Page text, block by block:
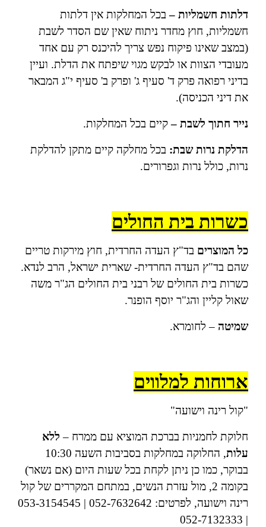
דלתות חשמליות –בכל המחלקות אין דלתות
חשמליות, חוץ מחדר ניתוח שאין שם הסדר לשבת
(במצב שאינו פיקוח נפש צריך להיכנס רק עם אחד
מעובדי הצוות או לבקש מגוי שיפתח את הדלת. ועיין
בדיני רפואה פרק ד' סעיף ג' ופרק ב' סעיף י"ג המבאר
את דיני הכניסה).
נייר חתוך לשבת –קיים בכל המחלקות.
הדלקת נרות שבת: בכל מחלקה קיים מתקן להדלקת
נרות, כולל נרות וגפרורים.
כשרות בית החולים
כל המוצריםבד"ץ העדה החרדית, חוץ מירקות טריים
שהם בד"ץ העדה החרדית- שארית ישראל, הרב לנדא.
כשרות בית החולים של רבני בית החולים הג"ר משה
שאול קליין והג"ר יוסף הופנר.
שמיטה – לחומרא.
ארוחות למלווים
"קול רינה וישועה"
חלוקת לחמניות בברכת המוציא עם ממרח – ללא
עלות
, החלוקה במחלקות בסביבות השעה 10:30
בבוקר, כמו כן ניתן לקחת בכל שעות היום (אם נשאר)
בקומה 2, מול עזרת הנשים, במתחם המקררים של קול
רינה וישועה, לפרטים: 052-7632642 | 053-3154545
| 052-7132333